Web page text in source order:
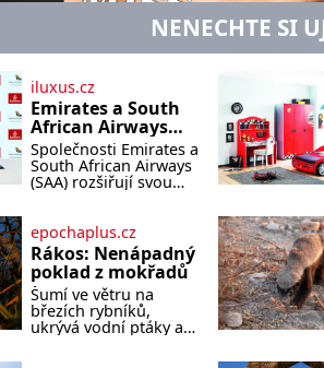
NENECHTE SI
iluxus.cz
Emirates a South
African Airways
rozšiřují
partnerství.
Cestujícím nově
jižní a střední
Africe
Společnosti Emirates a
South African Airways
(SAA) rozšiřují svou
spolupráci. Nová
reciproční dohoda
zpřístupní cestujícím
devět dalších destinací
v jižní a střední Africe
a u
epochaplus.cz
Rákos: Nenápadný
poklad z mokřadů
Šumí ve větru na
březích rybníků,
ukrývá vodní ptáky a